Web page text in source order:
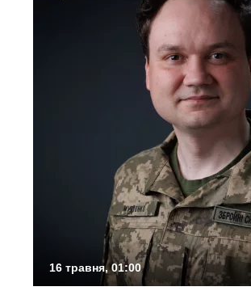
16 травня, 01:00